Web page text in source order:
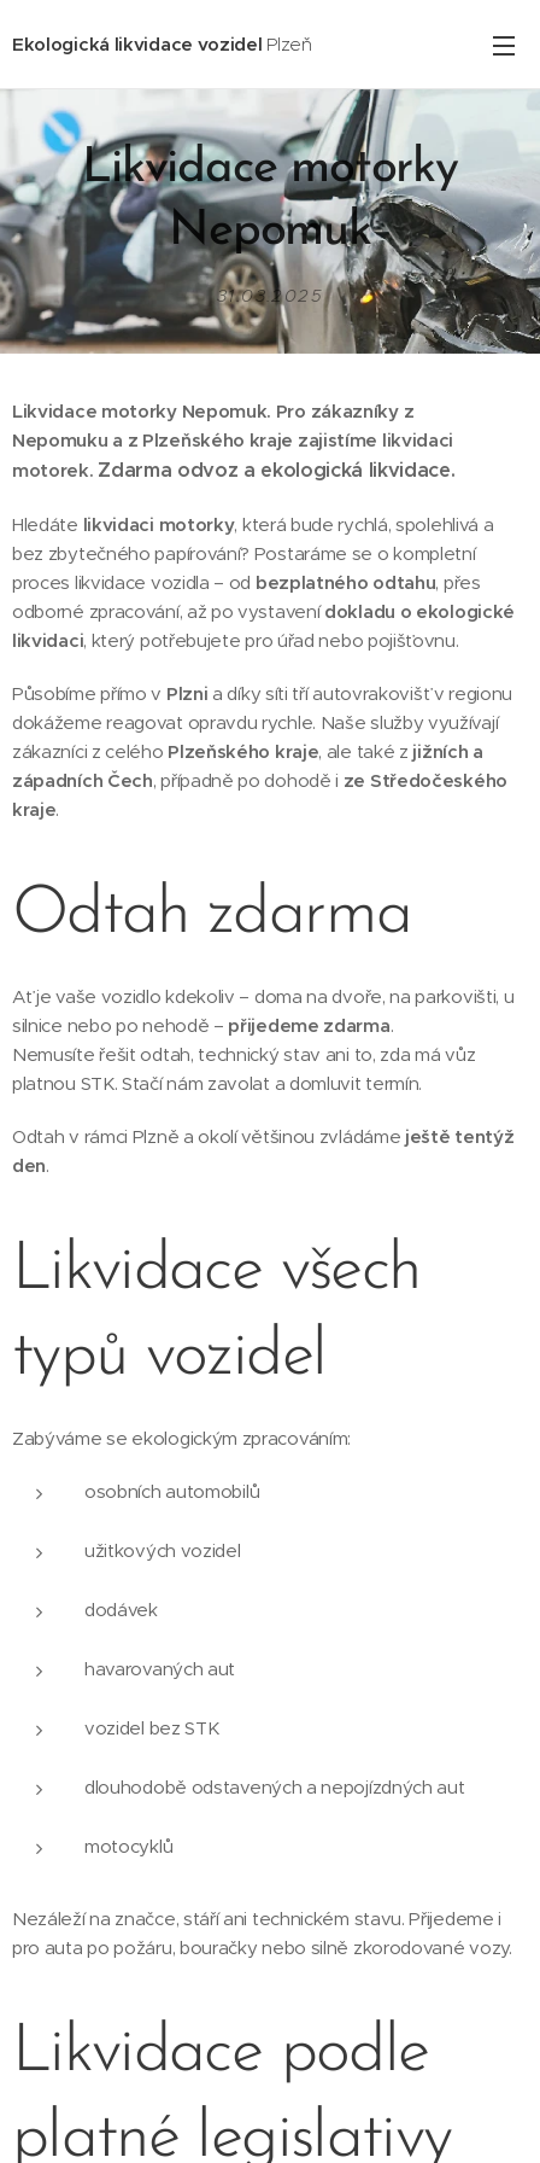
Ekologická likvidace vozidel Plzeň
Likvidace motorky
Nepomuk
31.03.2025
Likvidace motorky Nepomuk. Pro zákazníky z
Nepomuku a z Plzeňského kraje zajistíme likvidaci
motorek. Zdarma odvoz a ekologická likvidace.
Hledáte likvidaci motorky, která bude rychlá, spolehlivá a
bez zbytečného papírování? Postaráme se o kompletní
proces likvidace vozidla – od bezplatného odtahu, přes
odborné zpracování, až po vystavenídokladu o ekologické
likvidaci, který potřebujete pro úřad nebo pojišťovnu.
Působíme přímo v Plzni a díky síti tří autovrakovišť v regionu
dokážeme reagovat opravdu rychle. Naše služby využívají
zákazníci z celého Plzeňského kraje, ale také z jižních a
západních Čech, případně po dohodě i ze Středočeského
kraje.
Odtah zdarma
Ať je vaše vozidlo kdekoliv – doma na dvoře, na parkovišti, u
silnice nebo po nehodě – přijedeme zdarma.
Nemusíte řešit odtah, technický stav ani to, zda má vůz
platnou STK. Stačí nám zavolat a domluvit termín.
Odtah v rámci Plzně a okolí většinou zvládáme ještě tentýž
den.
Likvidace všech
typů vozidel
Zabýváme se ekologickým zpracováním:
osobních automobilů
užitkových vozidel
dodávek
havarovaných aut
vozidel bez STK
dlouhodobě odstavených a nepojízdných aut
motocyklů
Nezáleží na značce, stáří ani technickém stavu. Přijedeme i
pro auta po požáru, bouračky nebo silně zkorodované vozy.
Likvidace podle
platné legislativy